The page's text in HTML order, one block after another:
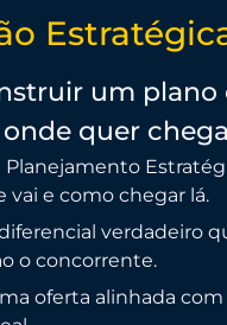
um plano
quer
Planejamento
vai e como chegar lá.
verdadeiro
o concorrente.
oferta alinhada com